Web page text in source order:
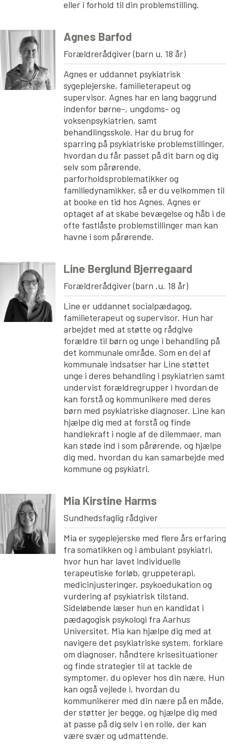
eller i forhold til din problemstilling.
Agnes Barfod
Forældrerådgiver (barn u. 18 år)
Agnes er uddannet psykiatrisk
sygeplejerske, familieterapeut og
supervisor. Agnes har en lang baggrund
indenfor børne-, ungdoms- og
voksenpsykiatrien, samt
behandlingsskole. Har du brug for
sparring på psykiatriske problemstillinger,
hvordan du får passet på dit barn og dig
selv som pårørende,
parforholdsproblematikker og
familiedynamikker, så er du velkommen til
at booke en tid hos Agnes. Agnes er
optaget af at skabe bevægelse og håb i de
ofte fastlåste problemstillinger man kan
havne i som pårørende.
Line Berglund Bjerregaard
Forældrerådgiver (barn .u. 18 år)
Line er uddannet socialpædagog,
familieterapeut og supervisor. Hun har
arbejdet med at støtte og rådgive
forældre til børn og unge i behandling på
det kommunale område. Som en del af
kommunale indsatser har Line støttet
unge i deres behandling i psykiatrien samt
undervist forældregrupper i hvordan de
kan forstå og kommunikere med deres
børn med psykiatriske diagnoser. Line kan
hjælpe dig med at forstå og finde
handlekraft i nogle af de dilemmaer, man
kan støde ind i som pårørende, og hjælpe
dig med, hvordan du kan samarbejde med
kommune og psykiatri.
Mia Kirstine Harms
Sundhedsfaglig rådgiver
Mia er sygeplejerske med flere års erfaring
fra somatikken og i ambulant psykiatri,
hvor hun har lavet individuelle
terapeutiske forløb, gruppeterapi,
medicinjusteringer, psykoedukation og
vurdering af psykiatrisk tilstand.
Sideløbende læser hun en kandidat i
pædagogisk psykologi fra Aarhus
Universitet. Mia kan hjælpe dig med at
navigere det psykiatriske system, forklare
om diagnoser, håndtere krisesituationer
og finde strategier til at tackle de
symptomer, du oplever hos din nære. Hun
kan også vejlede i, hvordan du
kommunikerer med din nære på en måde,
der støtter jer begge, og hjælpe dig med
at passe på dig selv i en rolle, der kan
være svær og udmattende.